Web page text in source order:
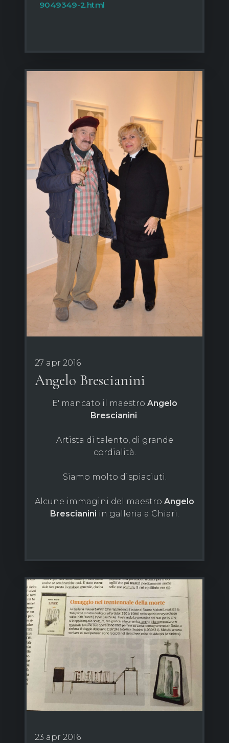
9049349-2.html
27 apr 2016
Angelo Brescianini
E' mancato il maestro Angelo
Brescianini
Artista di talento, di grande
cordialità.
Siamo molto dispiaciuti.
Alcune immagini del maestro Angelo
Brescianini in galleria a Chiari.
23 apr 2016